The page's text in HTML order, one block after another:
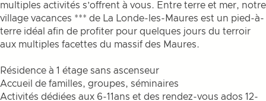
multiples activités s’offrent à vous. Entre terre et mer, notre
village vacances *** de La Londe-les-Maures est un pied-à-
terre idéal afin de profiter pour quelques jours du terroir
aux multiples facettes du massif des Maures.
Résidence à 1 étage sans ascenseur
Accueil de familles, groupes, séminaires
Activités dédiées aux 6-11ans et des rendez-vous ados 12-